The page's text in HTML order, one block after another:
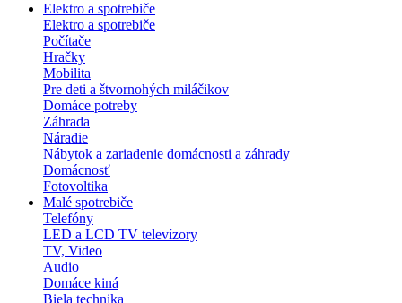
Elektro a spotrebiče
Elektro a spotrebiče
Počítače
Hračky
Mobilita
Pre deti a štvornohých miláčikov
Domáce potreby
Záhrada
Náradie
Nábytok a zariadenie domácnosti a záhrady
Domácnosť
Fotovoltika
Malé spotrebiče
Telefóny
LED a LCD TV televízory
TV, Video
Audio
Domáce kiná
Biela technika